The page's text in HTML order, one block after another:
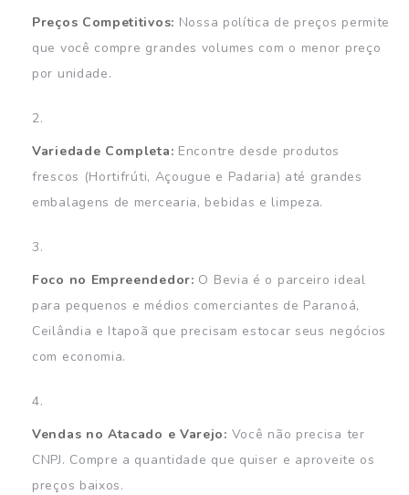
Preços Competitivos: Nossa política de preços permite
que você compre grandes volumes com o menor preço
por unidade.
Variedade Completa: Encontre desde produtos
frescos (Hortifrúti, Açougue e Padaria) até grandes
embalagens de mercearia, bebidas e limpeza.
Foco no Empreendedor: O Bevia é o parceiro ideal
para pequenos e médios comerciantes de Paranoá,
Ceilândia e Itapoã que precisam estocar seus negócios
com economia.
Vendas no Atacado e Varejo: Você não precisa ter
CNPJ. Compre a quantidade que quiser e aproveite os
preços baixos.